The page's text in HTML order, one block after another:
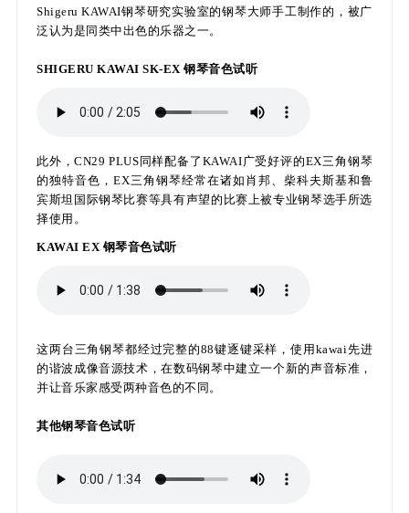
Shigeru KAWAI钢琴研究实验室的钢琴大师手工制作的，被广
泛认为是同类中出色的乐器之一。
SHIGERU KAWAI SK-EX 钢琴音色试听
此外，CN29 PLUS同样配备了KAWAI广受好评的EX三角钢琴
的独特音色，EX三角钢琴经常在诸如肖邦、柴科夫斯基和鲁
宾斯坦国际钢琴比赛等具有声望的比赛上被专业钢琴选手所选
择使用。
KAWAI EX 钢琴音色试听
这两台三角钢琴都经过完整的88键逐键采样，使用kawai先进
的谐波成像音源技术，在数码钢琴中建立一个新的声音标准，
并让音乐家感受两种音色的不同。
其他钢琴音色试听